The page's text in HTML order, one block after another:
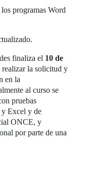
programas Word
finaliza el 10 de
realizar la solicitud y
en la
al curso se
pruebas
y Excel y de
ONCE, y
por parte de una